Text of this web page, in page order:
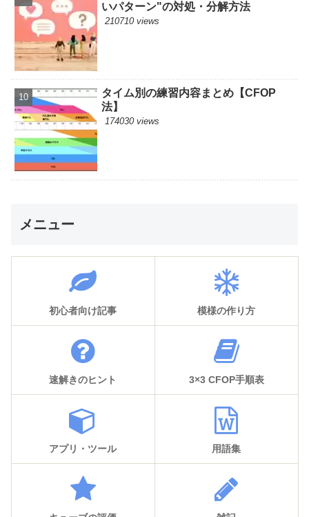
いパターン"の対処・分解方法
210710 views
タイム別の練習内容まとめ【CFOP
法】
174030 views
メニュー
初心者向け記事 模様の作り方
速解きのヒント 3×3 CFOP手順表
アプリ・ツール 用語集